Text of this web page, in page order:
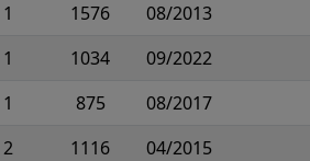
1 1576 08/2013
1 1034 09/2022
1 875 08/2017
2 1116 04/2015